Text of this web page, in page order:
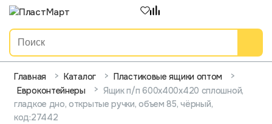
Главная > Каталог > Пластиковые ящики оптом
>
Евроконтейнеры
> Ящик п/п 600х400х420 сплошной,
гладкое дно, открытые ручки, объем 85, чёрный,
код:27442